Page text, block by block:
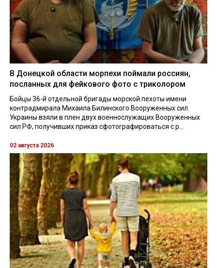
В Донецкой области морпехи поймали россиян,
посланных для фейкового фото с триколором
Бойцы 36-й отдельной бригады морской пехоты имени
контрадмирала Михаила Билинского Вооруженных сил
Украины взяли в плен двух военнослужащих Вооруженных
сил РФ, получивших приказ сфотографироваться с р...
02 августа 2026